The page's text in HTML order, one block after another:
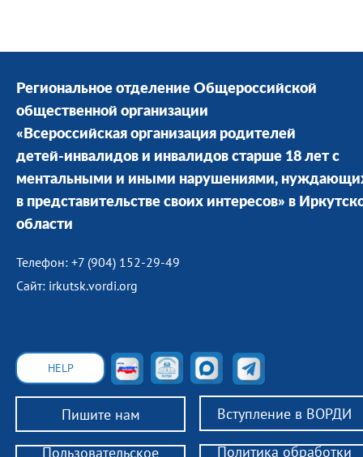
Региональное отделение Общероссийской
общественной организации
«Всероссийская организация родителей
детей-инвалидов и инвалидов старше 18 лет с
ментальными и иными нарушениями,
в представительстве своих интересов» в
области
Телефон: +7 (904) 152-29-49
Сайт: irkutsk.vordi.org
Пишите нам Вступление в ВОРДИ
HELP
Пользовательское
Политика обработки